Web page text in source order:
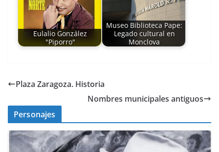
Eulalio González
"Piporro"
Museo Biblioteca Pape:
Legado cultural en
Monclova
Plaza Zaragoza. Historia
Nombres municipales antiguos
Personajes